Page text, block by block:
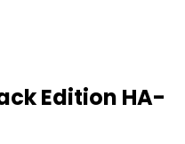
Edition HA-